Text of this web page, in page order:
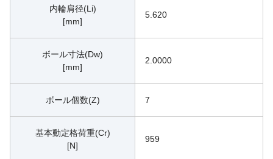
内輪肩径(Li)
[mm]
5.620
ボール寸法(Dw)
[mm]
2.0000
ボール個数(Z) 7
基本動定格荷重(Cr)
[N]
959